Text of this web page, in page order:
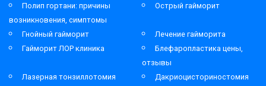
Полип гортани: причины
возникновения, симптомы
Острый гайморит
Гнойный гайморит
Лечение гайморита
Гайморит ЛОР клиника
Блефаропластика цены,
отзывы
Лазерная тонзиллотомия
Дакриоцисториностомия